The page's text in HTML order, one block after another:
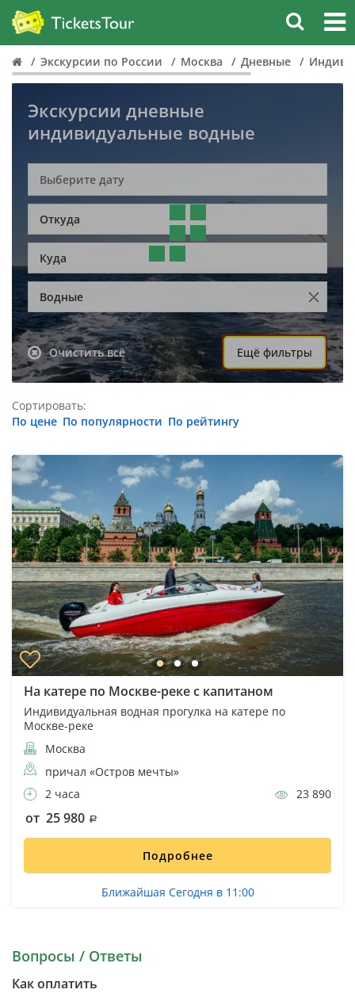
Экскурсии по России Москва Дневные
Экскурсии дневные
индивидуальные водные
Откуда
Куда
Водные
Очистить всё Ещё фильтры
Сортировать:
По цене По популярности По рейтингу
На катере по Москве-реке с капитаном
Индивидуальная водная прогулка на катере по
Москве-реке
Москва
причал «Остров мечты»
2 часа
23 890
от 25 980
Подробнее
Ближайшая Сегодня в 11:00
Вопросы / Ответы
Как оплатить